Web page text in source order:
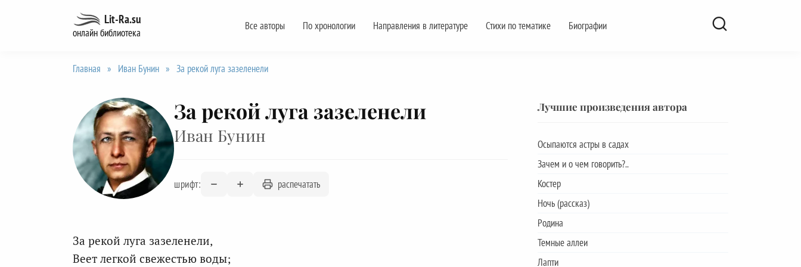
Lit-Ra.su
онлайн библиотека
Все авторы По хронологии Направления в литературе Стихи по тематике Биографии
Главная » Иван Бунин » За рекой луга зазеленели
За рекой луга зазеленели
Иван Бунин
шрифт: распечатать
За рекой луга зазеленели,
Веет легкой свежестью воды;
Лучшие произведения автора
Осыпаются астры в садах
Зачем и о чем говорить?..
Костер
Ночь (рассказ)
Родина
Темные аллеи
Лапти